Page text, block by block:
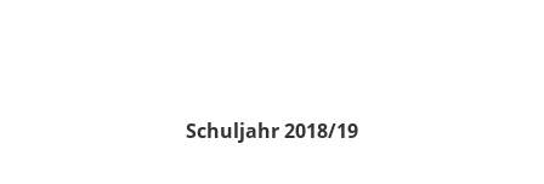
Schuljahr 2018/19